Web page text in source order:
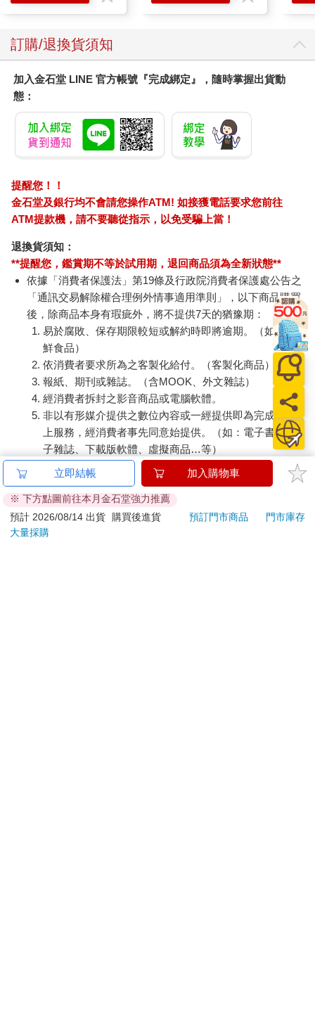
訂購/退換貨須知
加入金石堂 LINE 官方帳號『完成綁定』，隨時掌握出貨動
態：
提醒您！！
金石堂及銀行均不會請您操作ATM! 如接獲電話要求您前往
ATM提款機，請不要聽從指示，以免受騙上當！
退換貨須知：
**提醒您，鑑賞期不等於試用期，退回商品須為全新狀態**
依據「消費者保護法」第19條及行政院消費者保護處公告之
「通訊交易解除權合理例外情事適用準則」，以下商品購買
後，除商品本身有瑕疵外，將不提供7天的猶豫期：
易於腐敗、保存期限較短或解約時即將逾期。（如：生
鮮食品）
依消費者要求所為之客製化給付。（客製化商品）
報紙、期刊或雜誌。（含MOOK、外文雜誌）
經消費者拆封之影音商品或電腦軟體。
非以有形媒介提供之數位內容或一經提供即為完成之線
上服務，經消費者事先同意始提供。（如：電子書、電
子雜誌、下載版軟體、虛擬商品…等）
已拆封之個人衛生用品。（如：內衣褲、刮鬍刀、除毛
若非上列種類商品，均享有到貨7天的猶豫期（含例假
日）。
辦理退換貨時，商品（組合商品恕無法接受單獨退貨）必須
立即結帳 加入購物車
※ 下方點圖前往本月金石堂強力推薦
預計 2026/08/14 出貨
購買後進貨 預訂門市商品
門市庫存
大量採購